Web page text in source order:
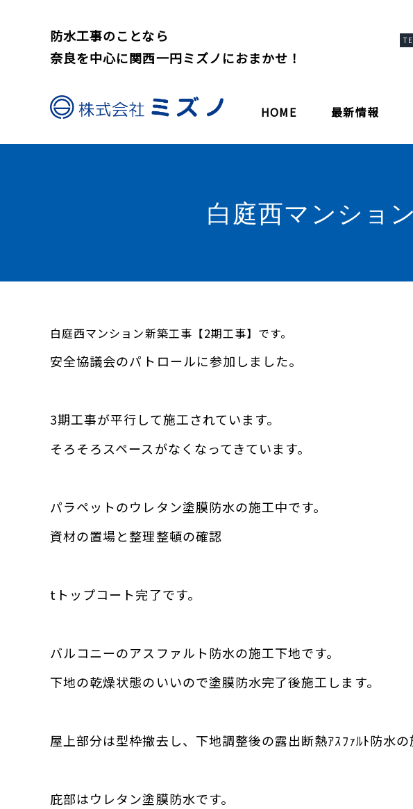
防水工事のことなら
奈良を中心に関西一円ミズノにおまかせ！
HOME 最新情報
白庭西マンショ
白庭西マンション新築工事【2期工事】です。
安全協議会のパトロールに参加しました。
3期工事が平行して施工されています。
そろそろスペースがなくなってきています。
パラペットのウレタン塗膜防水の施工中です。
資材の置場と整理整頓の確認
tトップコート完了です。
バルコニーのアスファルト防水の施工下地です。
下地の乾燥状態のいいので塗膜防水完了後施工します。
屋上部分は型枠撤去し、下地調整後の露出断熱ｱｽﾌｧﾙﾄ防水の
庇部はウレタン塗膜防水です。